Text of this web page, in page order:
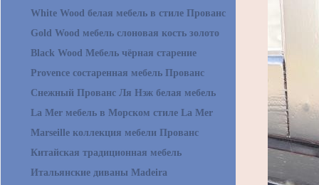
White Wood белая мебель в стиле Прованс
Gold Wood мебель слоновая кость золото
Black Wood Мебель чёрная старение
Provence состаренная мебель Прованс
Снежный Прованс Ля Нэж белая мебель
La Mer мебель в Морском стиле La Mer
Marseille коллекция мебели Прованс
Китайская традиционная мебель
Итальянские диваны Madeira